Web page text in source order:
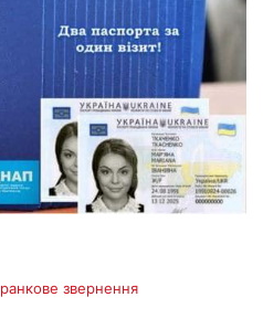
ранкове звернення